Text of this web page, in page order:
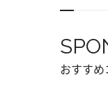
おすす